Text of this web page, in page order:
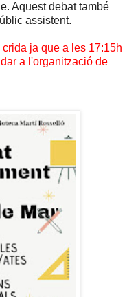
Aquest debat també
assistent.
ja que a les 17:15h
a l'organització de